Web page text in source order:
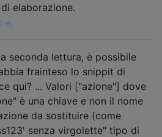
elaborazione.
seconda lettura, è possibile
frainteso lo snippit di
qui? ... Valori ["azione"] dove
è una chiave e non il nome
da sostituire (come
senza virgolette" tipo di